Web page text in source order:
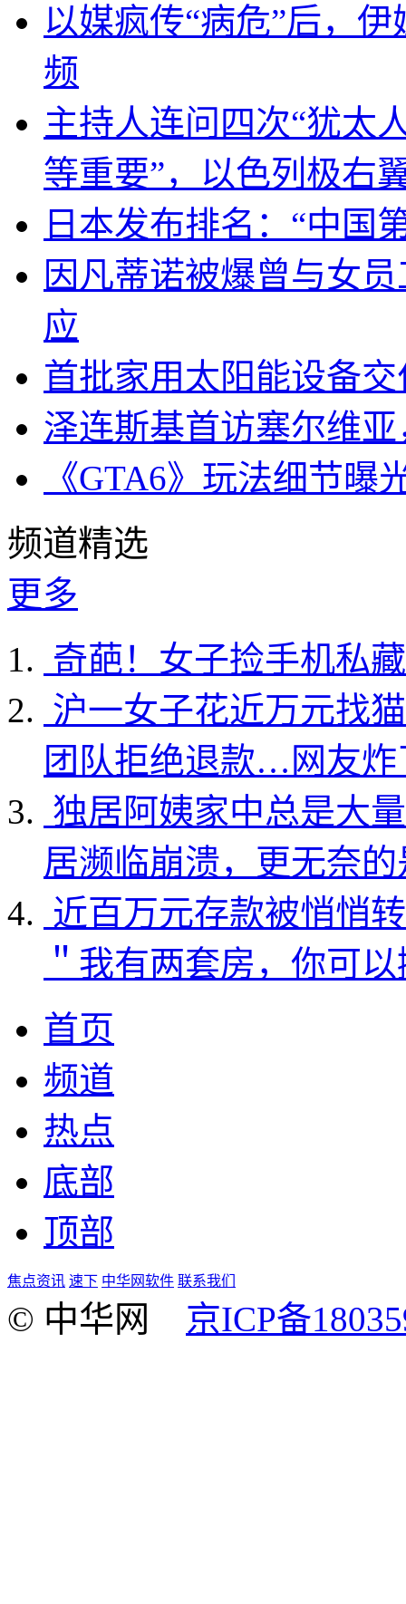
以媒疯传“病危”后，
频
主持人连问四次“犹太
等重要”，以色列极右
日本发布排名：“中国
因凡蒂诺被爆曾与女
应
首批家用太阳能设备
泽连斯基首访塞尔维
《GTA6》玩法细节
频道精选
更多
奇葩！女子捡手机私
沪一女子花近万元找
团队拒绝退款…网友炸
独居阿姨家中总是大
居濒临崩溃，更无奈
近百万元存款被悄悄
＂我有两套房，你可
首页
频道
热点
底部
顶部
焦点资讯 速下 中华网软件 联系我们
© 中华网 京ICP备